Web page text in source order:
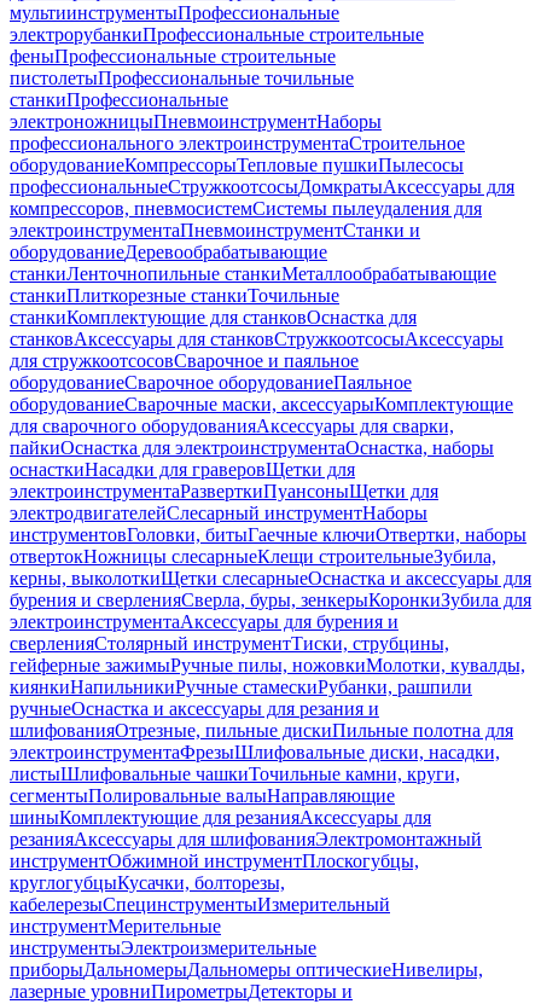
мультиинструментыПрофессиональные
электрорубанкиПрофессиональные строительные
феныПрофессиональные строительные
пистолетыПрофессиональные точильные
станкиПрофессиональные
электроножницыПневмоинструментНаборы
профессионального электроинструментаСтроительное
оборудованиеКомпрессорыТепловые пушкиПылесосы
профессиональныеСтружкоотсосыДомкратыАксессуары для
компрессоров, пневмосистемСистемы пылеудаления для
электроинструментаПневмоинструментСтанки и
оборудованиеДеревообрабатывающие
станкиЛенточнопильные станкиМеталлообрабатывающие
станкиПлиткорезные станкиТочильные
станкиКомплектующие для станковОснастка для
станковАксессуары для станковСтружкоотсосыАксессуары
для стружкоотсосовСварочное и паяльное
оборудованиеСварочное оборудованиеПаяльное
оборудованиеСварочные маски, аксессуарыКомплектующие
для сварочного оборудованияАксессуары для сварки,
пайкиОснастка для электроинструментаОснастка, наборы
оснасткиНасадки для граверовЩетки для
электроинструментаРазверткиПуансоныЩетки для
электродвигателейСлесарный инструментНаборы
инструментовГоловки, битыГаечные ключиОтвертки, наборы
отвертокНожницы слесарныеКлещи строительныеЗубила,
керны, выколоткиЩетки слесарныеОснастка и аксессуары для
бурения и сверленияСверла, буры, зенкерыКоронкиЗубила для
электроинструментаАксессуары для бурения и
сверленияСтолярный инструментТиски, струбцины,
гейферные зажимыРучные пилы, ножовкиМолотки, кувалды,
киянкиНапильникиРучные стамескиРубанки, рашпили
ручныеОснастка и аксессуары для резания и
шлифованияОтрезные, пильные дискиПильные полотна для
электроинструментаФрезыШлифовальные диски, насадки,
листыШлифовальные чашкиТочильные камни, круги,
сегментыПолировальные валыНаправляющие
шиныКомплектующие для резанияАксессуары для
резанияАксессуары для шлифованияЭлектромонтажный
инструментОбжимной инструментПлоскогубцы,
круглогубцыКусачки, болторезы,
кабелерезыСпецинструментыИзмерительный
инструментМерительные
инструментыЭлектроизмерительные
приборыДальномерыДальномеры оптическиеНивелиры,
лазерные уровниПирометрыДетекторы и